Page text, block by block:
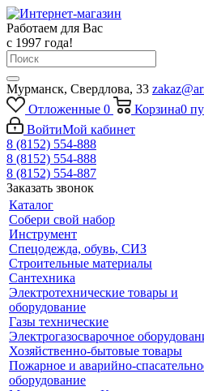
Работаем для Вас
с 1997 года!
Мурманск, Свердлова, 33
Отложенные 0 Корзина0
ВойтиМой кабинет
8 (8152) 554-888
8 (8152) 554-888
8 (8152) 554-887
Заказать звонок
Каталог
Собери свой набор
Инструмент
Спецодежда, обувь, СИЗ
Строительные материалы
Сантехника
Электротехнические товары и
оборудование
Газы технические
Электрогазосварочное
Хозяйственно-бытовые товары
Пожарное и аварийно-
оборудование